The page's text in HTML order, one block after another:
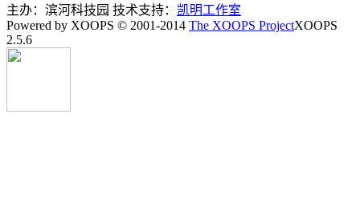
主办：滨河科技园 技术支持： 凯明工作室
Powered by XOOPS © 2001-2014 The XOOPS ProjectXOOPS
2.5.6